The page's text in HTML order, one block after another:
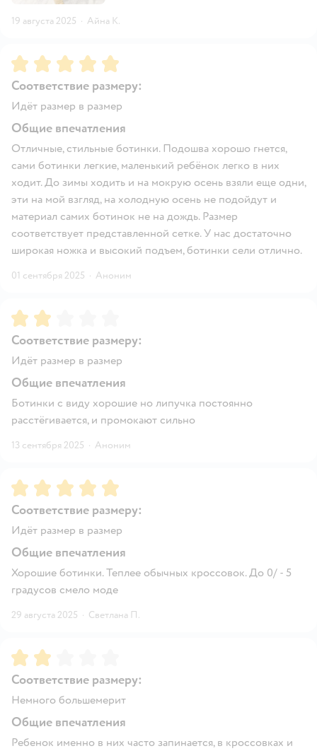
19 августа 2025 · Айна К.
Рейтинг:5
Соответствие размеру:
Идёт размер в размер
Общие впечатления
Отличные, стильные ботинки. Подошва хорошо гнется,
сами ботинки легкие, маленький ребёнок легко в них
ходит. До зимы ходить и на мокрую осень взяли еще одни,
эти на мой взгляд, на холодную осень не подойдут и
материал самих ботинок не на дождь. Размер
соответствует представленной сетке. У нас достаточно
широкая ножка и высокий подъем, ботинки сели отлично.
01 сентября 2025 · Аноним
Рейтинг:
Соответствие размеру:
Идёт размер в размер
Общие впечатления
Ботинки с виду хорошие но липучка постоянно
расстёгивается, и промокают сильно
13 сентября 2025 · Аноним
Рейтинг:5
Соответствие размеру:
Идёт размер в размер
Общие впечатления
Хорошие ботинки. Теплее обычных кроссовок. До 0/ - 5
градусов смело моде
29 августа 2025 · Светлана П.
Рейтинг:
Соответствие размеру:
Немного большемерит
Общие впечатления
Ребенок именно в них часто запинается, в кроссовках и